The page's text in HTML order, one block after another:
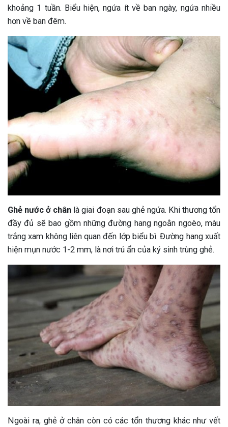
khoảng 1 tuần. Biểu hiện, ngứa ít về ban ngày, ngứa nhiều
hơn về ban đêm.
Ghẻ nước ở chân là giai đoạn sau ghẻ ngứa. Khi thương tổn
đầy đủ sẽ bao gồm những đường hang ngoằn ngoèo, màu
trắng xam không liên quan đến lớp biểu bì. Đường hang xuất
hiện mụn nước 1-2 mm, là nơi trú ẩn của ký sinh trùng ghẻ.
Ngoài ra, ghẻ ở chân còn có các tổn thương khác như vết